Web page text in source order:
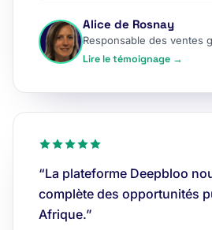
Alice de Rosnay
Lire le témoignage →
“La plateforme Deepbloo
complète des opportunités
Afrique.”